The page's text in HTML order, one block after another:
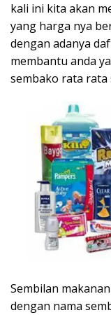
kali ini kita akan
yang harga nya
dengan adanya
membantu anda
sembako rata rata
Sembilan
dengan nama